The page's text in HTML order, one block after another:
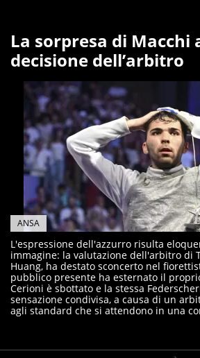
La sorpresa di Macchi
decisione dell’arbitro
ANSA
L'espressione dell'azzurro risulta
immagine: la valutazione dell'arbitro di
Huang, ha destato sconcerto nel
pubblico presente ha esternato il
Cerioni è sbottato e la stessa
sensazione condivisa, a causa di un
agli standard che si attendono in una